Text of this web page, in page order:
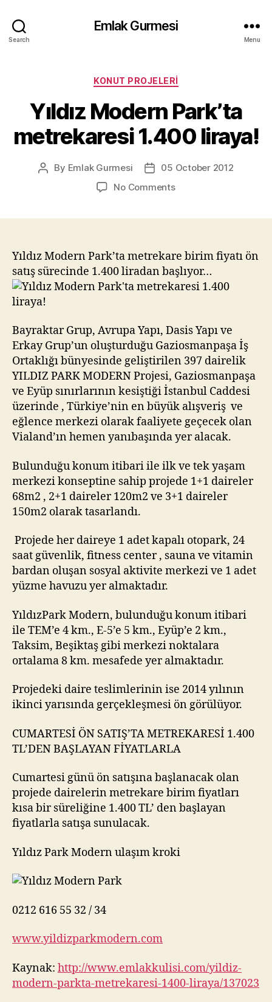
Search
Emlak Gurmesi
Menu
Categories
KONUT PROJELERI
Yıldız Modern Park’ta
metrekaresi 1.400 liraya!
Post
By Emlak Gurmesi
Post05 October 2012
No Commentson
1.400
liraya!
Yıldız Modern Park’ta metrekare birim fiyatı ön
satış sürecinde 1.400 liradan başlıyor…
Bayraktar Grup, Avrupa Yapı, Dasis Yapı ve
Erkay Grup’un oluşturduğu Gaziosmanpaşa İş
Ortaklığı bünyesinde geliştirilen 397 dairelik
YILDIZ PARK MODERN Projesi, Gaziosmanpaşa
ve Eyüp sınırlarının kesiştiği İstanbul Caddesi
üzerinde , Türkiye’nin en büyük alışveriş ve
eğlence merkezi olarak faaliyete geçecek olan
Vialand’ın hemen yanıbaşında yer alacak.
Bulunduğu konum itibari ile ilk ve tek yaşam
merkezi konseptine sahip projede 1+1 daireler
68m2 , 2+1 daireler 120m2 ve 3+1 daireler
150m2 olarak tasarlandı.
Projede her daireye 1 adet kapalı otopark, 24
saat güvenlik, fitness center , sauna ve vitamin
bardan oluşan sosyal aktivite merkezi ve 1 adet
yüzme havuzu yer almaktadır.
YıldızPark Modern, bulunduğu konum itibari
ile TEM’e 4 km., E-5’e 5 km., Eyüp’e 2 km.,
Taksim, Beşiktaş gibi merkezi noktalara
ortalama 8 km. mesafede yer almaktadır.
Projedeki daire teslimlerinin ise 2014 yılının
ikinci yarısında gerçekleşmesi ön görülüyor.
CUMARTESİ ÖN SATIŞ’TA METREKARESİ 1.400
TL’DEN BAŞLAYAN FİYATLARLA
Cumartesi günü ön satışına başlanacak olan
projede dairelerin metrekare birim fiyatları
kısa bir süreliğine 1.400 TL’ den başlayan
fiyatlarla satışa sunulacak.
Yıldız Park Modern ulaşım kroki
0212 616 55 32 / 34
www.yildizparkmodern.com
Kaynak: http://www.emlakkulisi.com/yildiz-
modern-parkta-metrekaresi-1400-liraya/137023